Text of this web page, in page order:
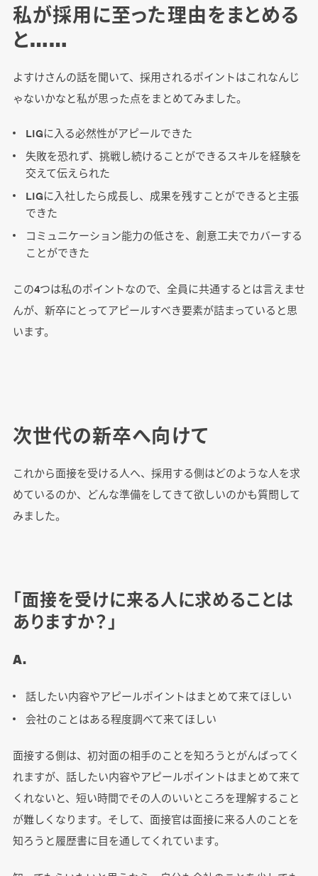
私が採用に至った理由をまとめる
と……
よすけさんの話を聞いて、採用されるポイントはこれなんじ
ゃないかなと私が思った点をまとめてみました。
LIGに入る必然性がアピールできた
失敗を恐れず、挑戦し続けることができるスキルを経験を
交えて伝えられた
LIGに入社したら成長し、成果を残すことができると主張
できた
コミュニケーション能力の低さを、創意工夫でカバーする
ことができた
この4つは私のポイントなので、全員に共通するとは言えませ
んが、新卒にとってアピールすべき要素が詰まっていると思
います。
次世代の新卒へ向けて
これから面接を受ける人へ、採用する側はどのような人を求
めているのか、どんな準備をしてきて欲しいのかも質問して
みました。
「面接を受けに来る人に求めることは
ありますか？」
A.
話したい内容やアピールポイントはまとめて来てほしい
会社のことはある程度調べて来てほしい
面接する側は、初対面の相手のことを知ろうとがんばってく
れますが、話したい内容やアピールポイントはまとめて来て
くれないと、短い時間でその人のいいところを理解すること
が難しくなります。そして、面接官は面接に来る人のことを
知ろうと履歴書に目を通してくれています。